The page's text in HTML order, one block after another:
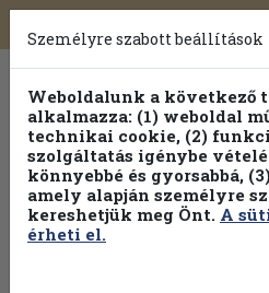
Toggle
navigation
Személyre szabott beállítások
Weboldalunk a következő
alkalmazza: (1) weboldal
technikai cookie, (2)
szolgáltatás igénybe
könnyebbé és gyorsabbá,
amely alapján személyre
kereshetjük meg Önt. A
érheti el.